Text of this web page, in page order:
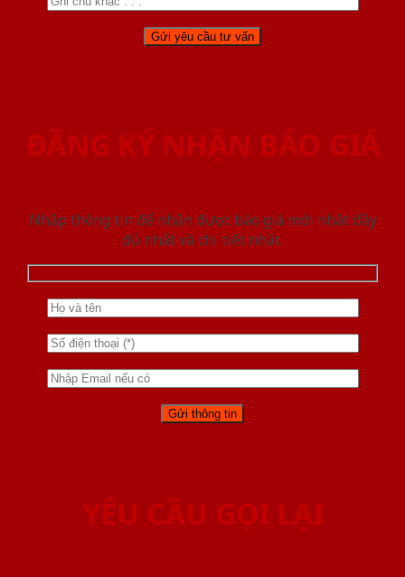
ĐĂNG KÝ NHẬN BÁO GIÁ
Nhập thông tin để nhận được báo giá mới nhât đầy
đủ nhất và chi tiết nhất.
YÊU CẦU GỌI LẠI